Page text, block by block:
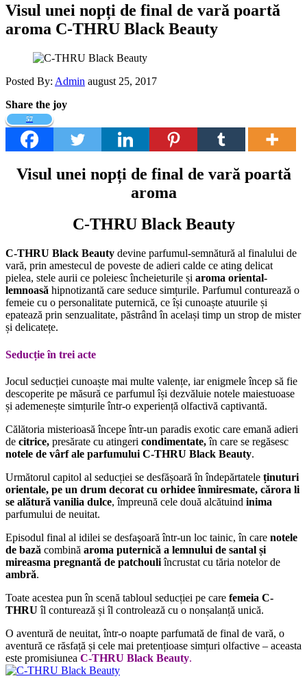
Visul unei nopți de final de vară poartă
aroma C-THRU Black Beauty
Posted By: Admin august 25, 2017
Share the joy
57
Visul unei nopți de final de vară poartă
aroma
C-THRU Black Beauty
C-THRU Black Beauty devine parfumul-semnătură al finalului de
vară, prin amestecul de poveste de adieri calde ce ating delicat
pielea, stele aurii ce poleiesc încheieturile și aroma oriental-
lemnoasă hipnotizantă care seduce simțurile. Parfumul conturează o
femeie cu o personalitate puternică, ce își cunoaște atuurile și
epatează prin senzualitate, păstrând în același timp un strop de mister
și delicatețe.
Seducție în trei acte
Jocul seducției cunoaște mai multe valențe, iar enigmele încep să fie
descoperite pe măsură ce parfumul își dezvăluie notele maiestuoase
și ademenește simțurile într-o experiență olfactivă captivantă.
Călătoria misterioasă începe într-un paradis exotic care emană adieri
de citrice, presărate cu atingeri condimentate,în care se regăsesc
notele de vârf ale parfumului C-THRU Black Beauty.
Următorul capitol al seducției se desfășoară în îndepărtatele ținuturi
orientale, pe un drum decorat cu orhidee înmiresmate, cărora li
se alătură vanilia dulce, împreună cele două alcătuind inima
parfumului de neuitat.
Episodul final al idilei se desfaşoară într-un loc tainic, în care notele
de bază combină aroma puternică a lemnului de santal și
mireasma pregnantă de patchouliîncrustat cu tăria notelor de
ambră.
Toate acestea pun în scenă tabloul seducției pe care femeia C-
THRU îl conturează și îl controlează cu o nonșalanță unică.
O aventură de neuitat, într-o noapte parfumată de final de vară, o
aventură ce răsfață și cele mai pretențioase simțuri olfactive – aceasta
este promisiunea C-THRU Black Beauty.